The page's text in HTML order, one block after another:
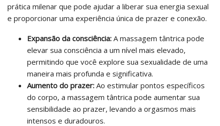
prática milenar que pode ajudar a liberar sua energia sexual
e proporcionar uma experiência única de prazer e conexão.
Expansão da consciência: A massagem tântrica pode
elevar sua consciência a um nível mais elevado,
permitindo que você explore sua sexualidade de uma
maneira mais profunda e significativa.
Aumento do prazer: Ao estimular pontos específicos
do corpo, a massagem tântrica pode aumentar sua
sensibilidade ao prazer, levando a orgasmos mais
intensos e duradouros.